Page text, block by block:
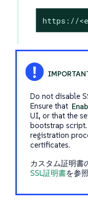
https://
Do not disable
Ensure that
UI, or that the
bootstrap
registration
certificates.
カスタム証明書
SSL証明書を参